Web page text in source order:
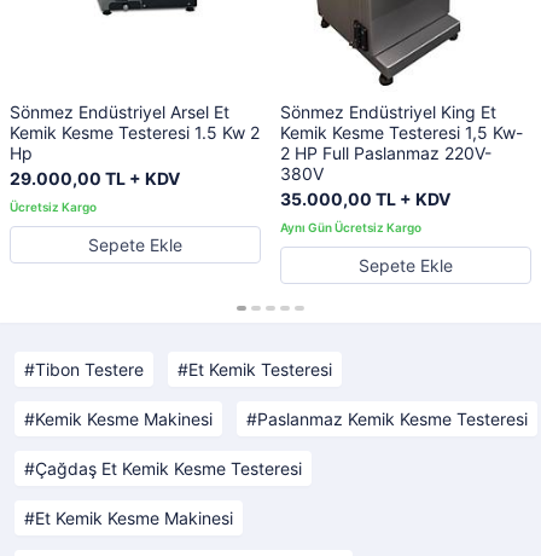
Sönmez Endüstriyel Arsel Et
Kemik Kesme Testeresi 1.5 Kw 2
Hp
29.000,00 TL + KDV
Sepete Ekle
Sönmez Endüstriyel King Et
Kemik Kesme Testeresi 1,5 Kw-
2 HP Full Paslanmaz 220V-
380V
35.000,00 TL + KDV
Sepete Ekle
Tibon Testere Et Kemik Testeresi
Kemik Kesme Makinesi Paslanmaz Kemik Kesme Testeresi
Çağdaş Et Kemik Kesme Testeresi
Et Kemik Kesme Makinesi